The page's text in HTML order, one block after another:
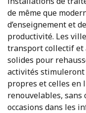
de même que
d’enseignement et
productivité. Les
transport collectif et
solides pour
activités stimuleront
propres et celles en
renouvelables, sans
occasions dans les